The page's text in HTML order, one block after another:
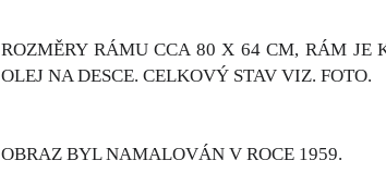
ROZMĚRY RÁMU CCA 80 X 64 CM, RÁM
OLEJ NA DESCE. CELKOVÝ STAV VIZ. FOTO.
OBRAZ BYL NAMALOVÁN V ROCE 1959.